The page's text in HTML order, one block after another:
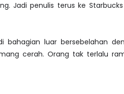
Jadi penulis terus ke
bahagian luar bersebelahan
cerah. Orang tak terlalu